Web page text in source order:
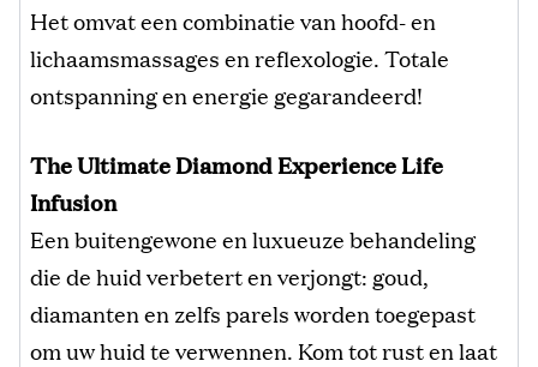
Het omvat een combinatie van hoofd- en
lichaamsmassages en reflexologie. Totale
ontspanning en energie gegarandeerd!
The Ultimate Diamond Experience Life
Infusion
Een buitengewone en luxueuze behandeling
die de huid verbetert en verjongt: goud,
diamanten en zelfs parels worden toegepast
om uw huid te verwennen. Kom tot rust en laat